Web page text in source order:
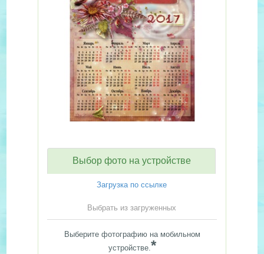
Выбор фото на устройстве
Загрузка по ссылке
Выбрать из загруженных
Выберите фотографию на мобильном
устройстве.*